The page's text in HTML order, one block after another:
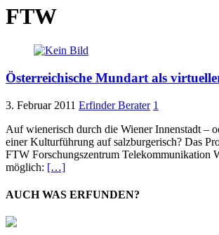
FTW
Österreichische Mundart als
3. Februar 2011 Erfinder Berater 1
Auf wienerisch durch die Wiener Innenstadt –
einer Kulturführung auf salzburgerisch? Das
FTW Forschungszentrum Telekommunikation
möglich: […]
AUCH WAS ERFUNDEN?